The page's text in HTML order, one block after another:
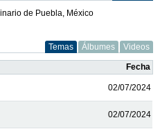
de Puebla, México
Temas Álbumes Videos
Fecha
02/07/2024
02/07/2024